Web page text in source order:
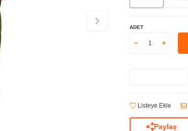
ADET
Listeye Ekle
Paylaş